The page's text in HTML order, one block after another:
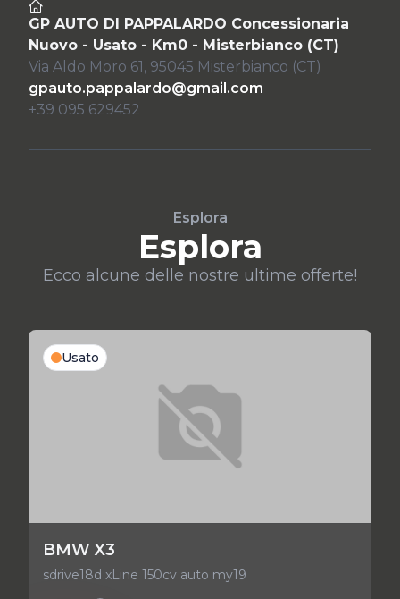
GP AUTO DI PAPPALARDO Concessionaria
Nuovo - Usato - Km0 - Misterbianco (CT)
Via Aldo Moro 61, 95045 Misterbianco (CT)
gpauto.pappalardo@gmail.com
+39 095 629452
Esplora
Esplora
Ecco alcune delle nostre ultime offerte!
Usato
BMW X3
sdrive18d xLine 150cv auto my19